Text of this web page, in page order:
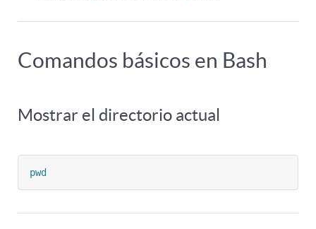
Comandos básicos en Bash
Mostrar el directorio actual
pwd